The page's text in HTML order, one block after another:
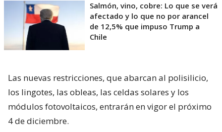
Salmón, vino, cobre: Lo que se verá
afectado y lo que no por arancel
de 12,5% que impuso Trump a
Chile
Las nuevas restricciones, que abarcan al polisilicio,
los lingotes, las obleas, las celdas solares y los
módulos fotovoltaicos, entrarán en vigor el próximo
4 de diciembre.